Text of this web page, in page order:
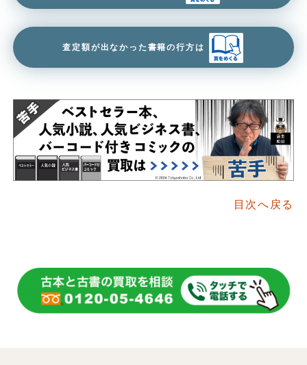
査定額が出なかった書籍の行方は
目次へ戻る